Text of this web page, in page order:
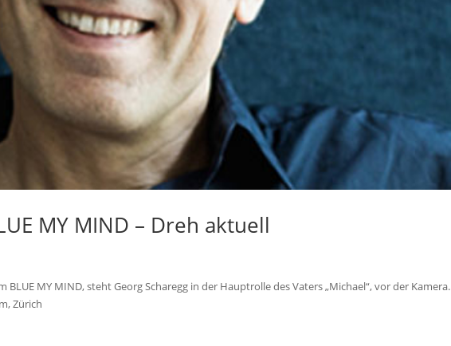
MY MIND – Dreh aktuell
MY MIND, steht Georg Scharegg in der Hauptrolle des Vaters „Michael“, vor der Kamera.
Zürich